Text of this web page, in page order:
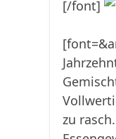
[/font]
zu